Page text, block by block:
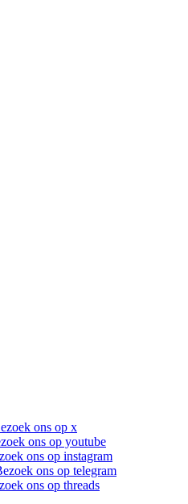
ons op x
ons op youtube
ons op instagram
ons op telegram
ons op threads